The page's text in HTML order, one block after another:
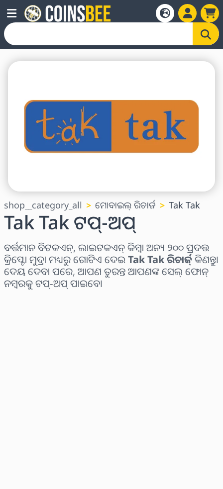
shop__category_all ମୋବାଇଲ୍ ରିଚାର୍ଜ Tak Tak
Tak Tak ଟପ୍-ଅପ୍
ବର୍ତ୍ତମାନ ବିଟକଏନ୍, ଲାଇଟକଏନ୍ କିମ୍ବା ଅନ୍ୟ ୨୦୦ ପ୍ରଦତ୍ତ
କ୍ରିପ୍ଟୋ ମୁଦ୍ରା ମଧ୍ୟରୁ ଗୋଟିଏ ଦେଇTak Tak ରିଚାର୍ଜ୍କିଣନ୍ତୁ।
ଦେୟ ଦେବା ପରେ, ଆପଣ ତୁରନ୍ତ ଆପଣଙ୍କ ସେଲ୍ ଫୋନ୍
ନମ୍ବରକୁ ଟପ୍-ଅପ୍ ପାଇବେ।